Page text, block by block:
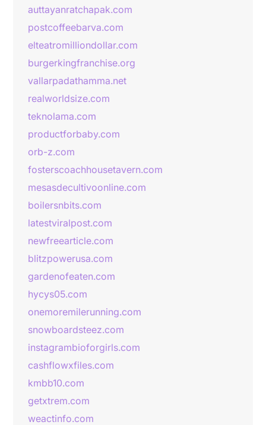
auttayanratchapak.com
postcoffeebarva.com
elteatromilliondollar.com
burgerkingfranchise.org
vallarpadathamma.net
realworldsize.com
teknolama.com
productforbaby.com
orb-z.com
fosterscoachhousetavern.com
mesasdecultivoonline.com
boilersnbits.com
latestviralpost.com
newfreearticle.com
blitzpowerusa.com
gardenofeaten.com
hycys05.com
onemoremilerunning.com
snowboardsteez.com
instagrambioforgirls.com
cashflowxfiles.com
kmbb10.com
getxtrem.com
weactinfo.com